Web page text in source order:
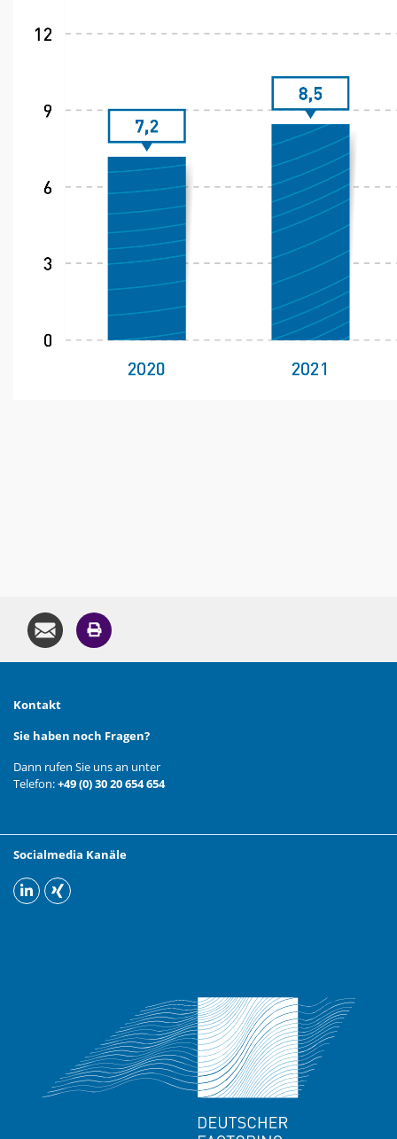
Kontakt
Sie haben noch Fragen?
Dann rufen Sie uns an unter
Telefon:+49 (0) 30 20 654 654
Socialmedia Kanäle